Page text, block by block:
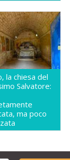
la chiesa del
Salvatore:
ma poco